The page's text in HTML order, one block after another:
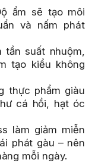
ẩm sẽ tạo môi
và nấm phát
tần suất nhuộm,
tạo kiểu không
thực phẩm giàu
cá hồi, hạt óc
làm giảm miễn
phát gàu – nên
mỗi ngày.